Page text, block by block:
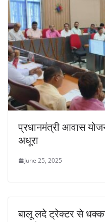
प्रधानमंत्री आवास
अधूरा
June 25, 2025
बालू लदे ट्रेक्टर से